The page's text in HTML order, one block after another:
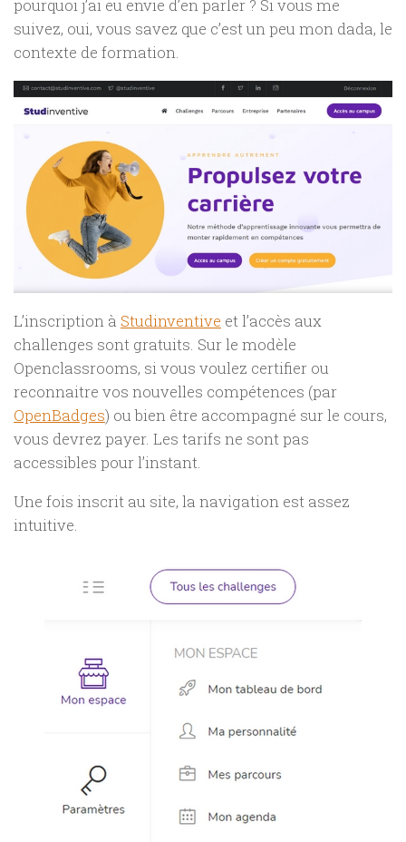
pourquoi j’ai eu envie d’en parler ? Si vous me
suivez, oui, vous savez que c’est un peu mon dada, le
contexte de formation.
L’inscription à Studinventive et l’accès aux
challenges sont gratuits. Sur le modèle
Openclassrooms, si vous voulez certifier ou
reconnaitre vos nouvelles compétences (par
OpenBadges) ou bien être accompagné sur le cours,
vous devrez payer. Les tarifs ne sont pas
accessibles pour l’instant.
Une fois inscrit au site, la navigation est assez
intuitive.